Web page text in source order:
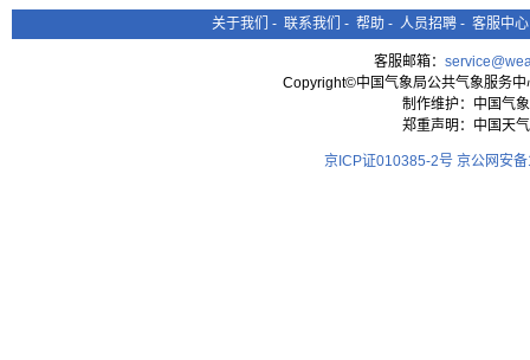
关于我们 - 联系我们 - 帮助 - 人员招聘 - 客服中心
客服邮箱：
Copyright©中国气象局公共气象服务
制作维护：中国气
郑重声明：中国天
京ICP证010385-2号 京公网安